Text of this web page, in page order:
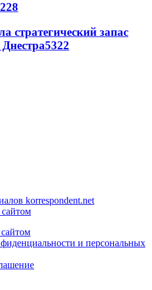
стратегический запас
5322
korrespondent.net
и персональных